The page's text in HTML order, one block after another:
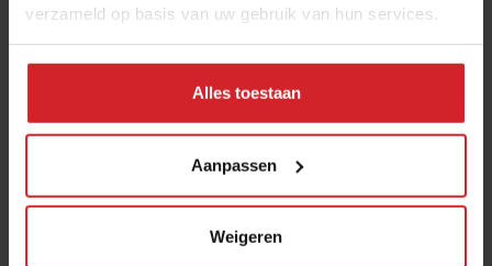
verzameld op basis van uw gebruik van hun services.
Alles toestaan
Aanpassen
Weigeren
Van oploskoffie tot koffiechampagne
Mijn favo influencer gaat naar Japan,
dus ik ga naar Japan
7 augustus 2026| 4 min